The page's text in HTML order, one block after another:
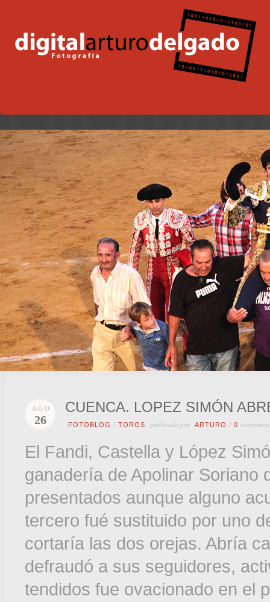
AGO
26
CUENCA. LOPEZ SIMÓN
FOTOBLOG / TOROS publicado por ARTURO / 0
El Fandi, Castella y López
ganadería de Apolinar Soriano
presentados aunque alguno
tercero fué sustituido por uno
cortaría las dos orejas. Abría
defraudó a sus seguidores,
tendidos fue ovacionado en el